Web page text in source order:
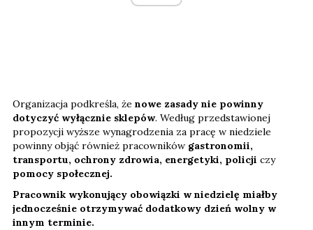
Organizacja podkreśla, że nowe zasady nie powinny
dotyczyć wyłącznie sklepów. Według przedstawionej
propozycji wyższe wynagrodzenia za pracę w niedziele
powinny objąć również pracowników gastronomii,
transportu, ochrony zdrowia, energetyki, policji czy
pomocy społecznej.
Pracownik wykonujący obowiązki w niedzielę miałby
jednocześnie otrzymywać dodatkowy dzień wolny w
innym terminie.